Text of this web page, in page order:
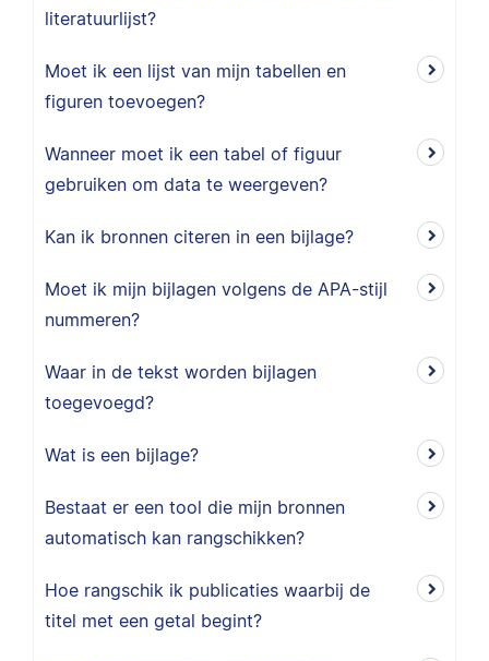
literatuurlijst?
Moet ik een lijst van mijn tabellen en
figuren toevoegen?
Wanneer moet ik een tabel of figuur
gebruiken om data te weergeven?
Kan ik bronnen citeren in een bijlage?
Moet ik mijn bijlagen volgens de APA-stijl
nummeren?
Waar in de tekst worden bijlagen
toegevoegd?
Wat is een bijlage?
Bestaat er een tool die mijn bronnen
automatisch kan rangschikken?
Hoe rangschik ik publicaties waarbij de
titel met een getal begint?